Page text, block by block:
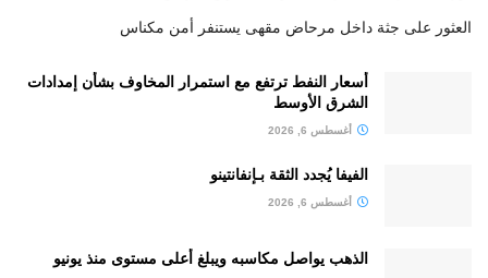
العثور على جثة داخل مرحاض مقهى يستنفر أمن مكناس
أسعار النفط ترتفع مع استمرار المخاوف بشأن إمدادات
الشرق الأوسط
أغسطس 6, 2026
الفيفا يُجدد الثقة بـإنفانتينو
أغسطس 6, 2026
الذهب يواصل مكاسبه ويبلغ أعلى مستوى منذ يونيو